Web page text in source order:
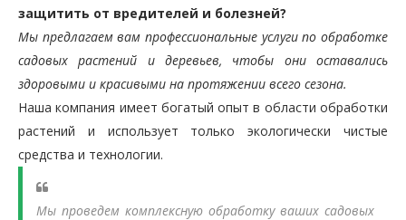
защитить от вредителей и болезней?
Мы предлагаем вам профессиональные услуги по обработке
садовых растений и деревьев, чтобы они оставались
здоровыми и красивыми на протяжении всего сезона.
Наша компания имеет богатый опыт в области обработки
растений и использует только экологически чистые
средства и технологии.
Мы проведем комплексную обработку ваших садовых